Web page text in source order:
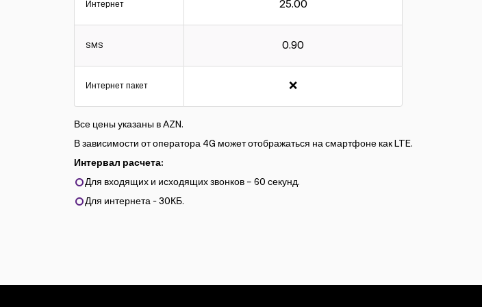
Интернет
SMS
Интернет пакет
25.00
0.90
❌
Все цены указаны в АZN.
В зависимости от оператора 4G может отображаться на смартфоне как LTE.
Интервал расчета:
Для входящих и исходящих звонков – 60 секунд.
Для интернета - 30КБ.